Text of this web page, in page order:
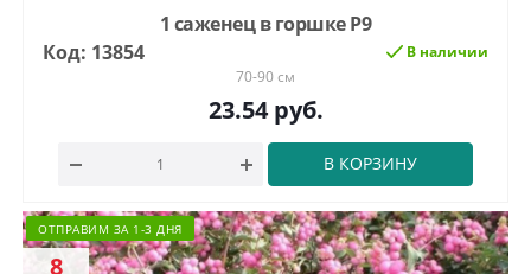
1 саженец в горшке Р9
Код: 13854
В наличии
70-90 см
23.54руб.
В КОРЗИНУ
ОТПРАВИМ ЗА 1-3 ДНЯ
8